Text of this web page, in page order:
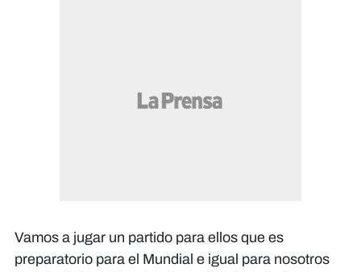
Vamos a jugar un partido para ellos que es
preparatorio para el Mundial e igual para nosotros